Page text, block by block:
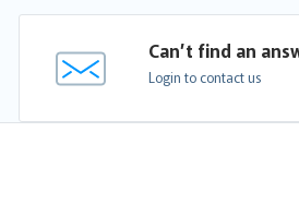
Can’t find an
Login to contact us